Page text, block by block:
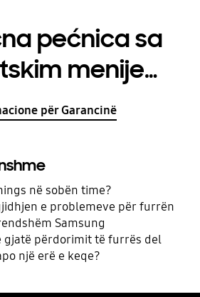
pećnica sa
menijem,
66 Lpër Garancinë
në sobën time?
e problemeve për furrën
Samsung
gjatë përdorimit të furrës del
një erë e keqe?